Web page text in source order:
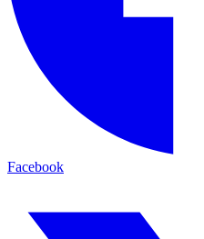
Facebook